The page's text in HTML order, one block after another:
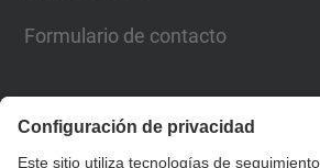
Formulario de contacto
Lista Redes Sociales